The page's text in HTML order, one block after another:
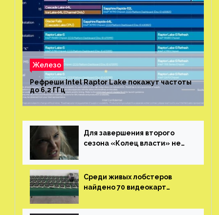
Железо
Рефреши Intel Raptor Lake покажут частоты
до 6,2 ГГц
Для завершения второго
сезона «Колец власти» не
Среди живых лобстеров
найдено 70 видеокарт
китайской таможни